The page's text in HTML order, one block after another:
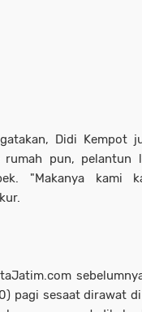
Didi Kempot
pun, pelantun
"Makanya kami
pagi sesaat dirawat di